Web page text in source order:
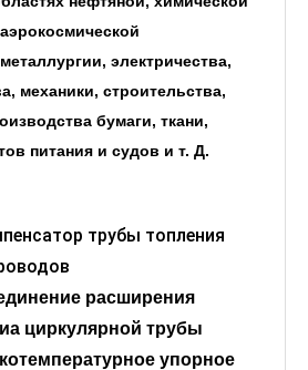
электричества,
механики, строительства,
бумаги, ткани,
питания и судов и т. Д.
трубы топления
расширения
циркулярной трубы
упорное